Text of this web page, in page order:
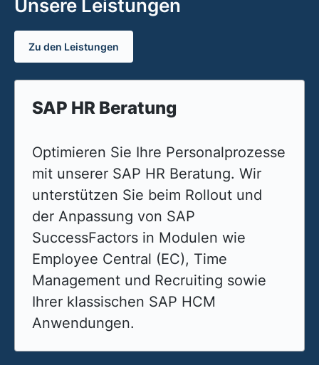
Unsere Leistungen
Zu den Leistungen
SAP HR Beratung
Optimieren Sie Ihre Personalprozesse
mit unserer SAP HR Beratung. Wir
unterstützen Sie beim Rollout und
der Anpassung von SAP
SuccessFactors in Modulen wie
Employee Central (EC), Time
Management und Recruiting sowie
Ihrer klassischen SAP HCM
Anwendungen.